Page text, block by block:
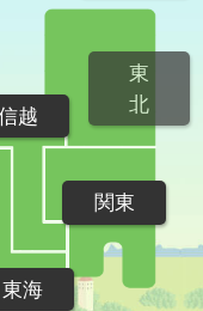
東
北
関東
越
東海